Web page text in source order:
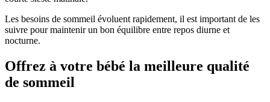
Les besoins de sommeil évoluent rapidement, il est important de les
suivre pour maintenir un bon équilibre entre repos diurne et
nocturne.
Offrez à votre bébé la meilleure qualité
de sommeil